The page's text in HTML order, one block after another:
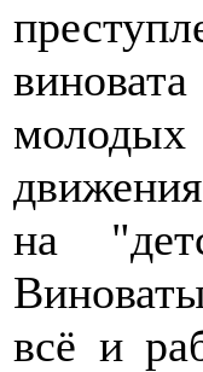
молодых
на
всё и